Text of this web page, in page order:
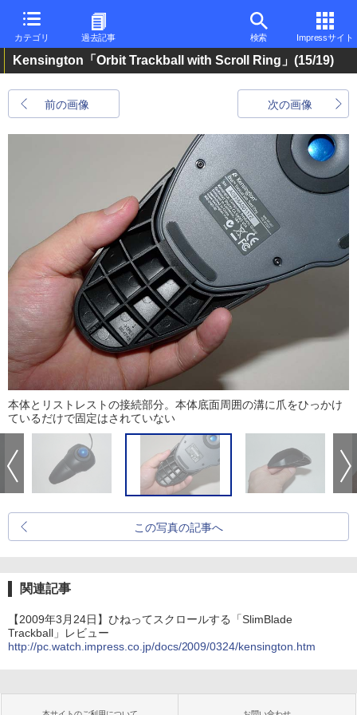
カテゴリ 過去記事 検索 Impressサイト
Kensington「Orbit Trackball with Scroll Ring」(15/19)
前の画像 次の画像
本体とリストレストの接続部分。本体底面周囲の溝に爪をひっかけ
ているだけで固定はされていない
この写真の記事へ
関連記事
【2009年3月24日】ひねってスクロールする「SlimBlade
Trackball」レビュー
http://pc.watch.impress.co.jp/docs/2009/0324/kensington.htm